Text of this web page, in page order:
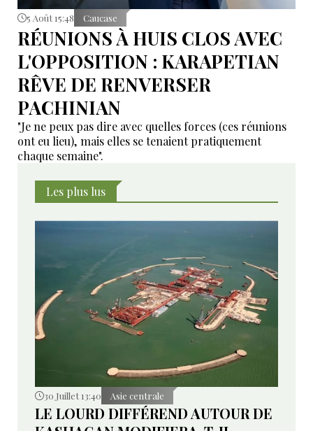
5 Août 15:48 Caucase
RÉUNIONS À HUIS CLOS AVEC
L'OPPOSITION : KARAPETIAN
RÊVE DE RENVERSER
PACHINIAN
"Je ne peux pas dire avec quelles forces (ces réunions
ont eu lieu), mais elles se tenaient pratiquement
chaque semaine".
Les plus lus
30 Juillet 13:40 Asie centrale
LE LOURD DIFFÉREND AUTOUR DE